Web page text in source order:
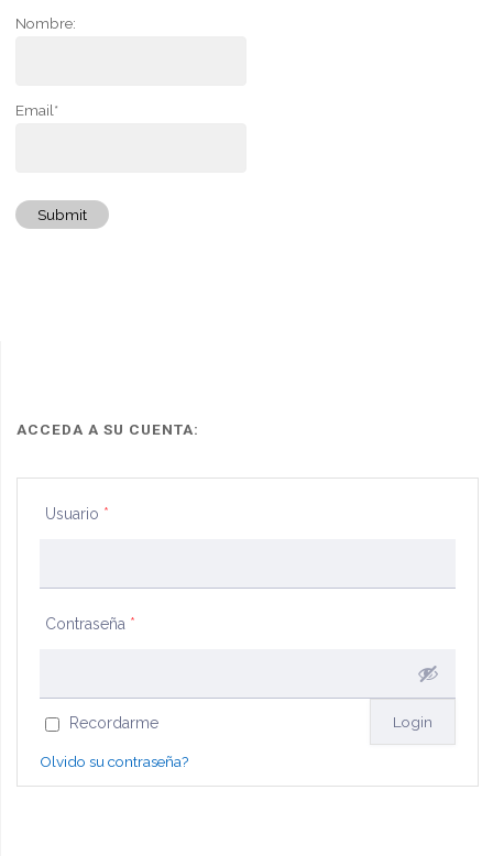
Nombre:
Email*
Submit
ACCEDA A SU CUENTA:
Usuario *
Contraseña *
Recordarme
Olvido su contraseña?